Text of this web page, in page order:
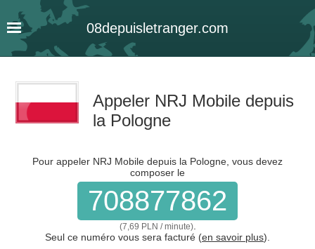
08depuisletranger.com
Appeler NRJ Mobile depuis
la Pologne
Pour appeler NRJ Mobile depuis la Pologne, vous devez
composer le
708877862
(7,69 PLN / minute).
Seul ce numéro vous sera facturé (en savoir plus).